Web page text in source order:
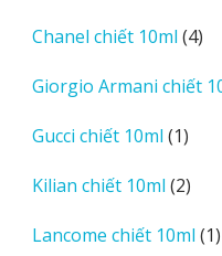
Chanel chiết 10ml 44
Giorgio Armani chiết
Gucci chiết 10ml 11
phẩm
Kilian chiết 10ml 22
phẩm
Lancome chiết 10ml 11